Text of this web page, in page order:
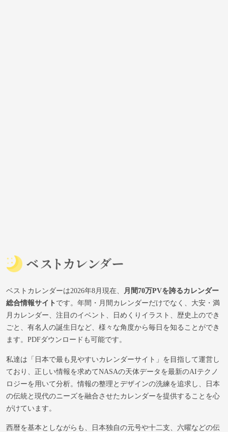
ベストカレンダーは2026年8月現在、
月間70万PVを誇るカレンダー
総合情報サイトです。年間・月間カレンダーだけでなく、大安・満
月カレンダー、注目のイベント、日めくりイラスト、歴史上のでき
ごと、有名人の誕生日など、様々な角度から毎日を知ることができ
ます。PDFダウンロードも可能です。
私達は「日本で最も見やすいカレンダーサイト」を目指して運営し
ており、正しい情報を求めてNASAの天体データを最新のAIテクノ
ロジーを用いて分析。情報の整理とデザインの洗練を追求し、日本
の伝統と現代のニーズを融合させたカレンダーを提供することを心
がけています。
西暦を基本としながらも、日本独自の元号や十二支、六曜などの伝